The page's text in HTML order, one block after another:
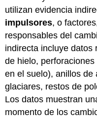
utilizan evidencia
impulsores, o
responsables del
indirecta incluye datos
de hielo,
en el suelo), anillos de
glaciares, restos de
Los datos muestran
momento de los